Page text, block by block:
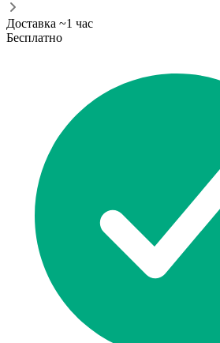
Доставка ~1 час
Бесплатно